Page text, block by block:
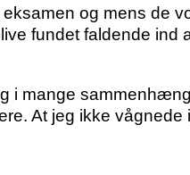
og mens de
fundet faldende ind
i mange
At jeg ikke vågnede